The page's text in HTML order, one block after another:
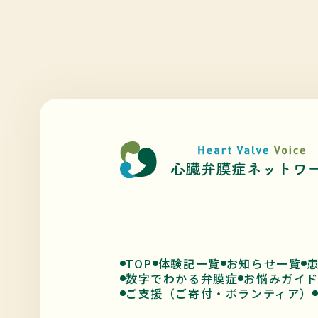
TOP 体験記一覧 お知らせ一覧
数字でわかる弁膜症 お悩みガイ
ご支援（ご寄付・ボランティア）